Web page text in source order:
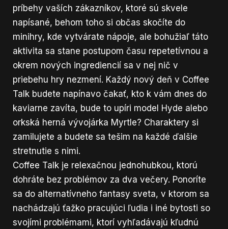
príbehy vaších zákazníkov, ktoré sú skvele
napísané, behom toho si občas skočíte do
minihry, kde vytvárate nápoje, ale bohužiaľ táto
aktivita sa stane postupom času repetetívnou a
okrem nových ingrediencií sa v nej nič v
priebehu hry nezmení. Každý nový deň v Coffee
Talk budete napínavo čakať, kto k vám dnes do
kaviarne zavíta, bude to upíri model Hyde alebo
orkská herná vývojárka Myrtle? Charaktery si
zamilujete a budete sa tešim na každé ďalšie
stretnutie s nimi.
Coffee Talk je relexačnou jednohubkou, ktorú
dohráte bez problémov za dva večery. Ponoríte
sa do alternatívneho fantasy sveta, v ktorom sa
nachádzajú ťažko pracujúci ľudia i iné bytosti so
svojími problémami, ktorí vyhľadávajú kľudnú